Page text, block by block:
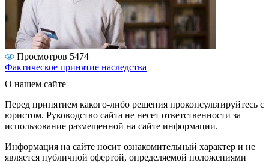
Просмотров 5474
Фактическое принятие наследства
О нашем сайте
Перед принятием какого-либо решения проконсультируйтесь с
юристом. Руководство сайта не несет ответственности за
использование размещенной на сайте информации.
Информация на сайте носит ознакомительный характер и не
является публичной офертой, определяемой положениями